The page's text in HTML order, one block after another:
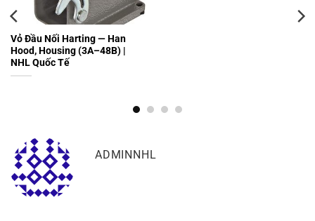
Vỏ Đầu Nối Harting — Han
Hood, Housing (3A–48B) |
NHL Quốc Tế
ADMINNHL